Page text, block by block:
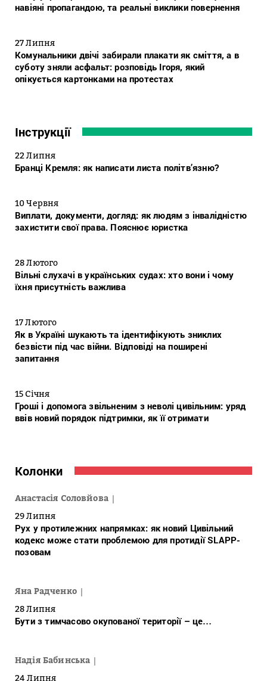
навіяні пропагандою, та реальні виклики повернення
27 Липня
Комунальники двічі забирали плакати як сміття, а в
суботу зняли асфальт: розповідь Ігоря, який
опікується картонками на протестах
Інструкції
22 Липня
Бранці Кремля: як написати листа політв’язню?
10 Червня
Виплати, документи, догляд: як людям з інвалідністю
захистити свої права. Пояснює юристка
28 Лютого
Вільні слухачі в українських судах: хто вони і чому
їхня присутність важлива
17 Лютого
Як в Україні шукають та ідентифікують зниклих
безвісти під час війни. Відповіді на поширені
запитання
15 Січня
Гроші і допомога звільненим з неволі цивільним: уряд
ввів новий порядок підтримки, як її отримати
Колонки
Анастасія Соловйова
29 Липня
Рух у протилежних напрямках: як новий Цивільний
кодекс може стати проблемою для протидії SLAPP-
позовам
Яна Радченко
28 Липня
Бути з тимчасово окупованої території – це…
Надія Бабинська
24 Липня